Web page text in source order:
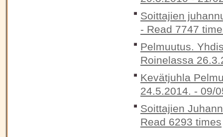
Soittajien
- Read 7747
Pelmuutus.
Roinelassa
Kevätjuhla
24.5.2014. - 09/
Soittajien
Read 6293 times